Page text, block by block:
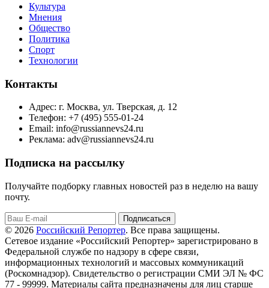
Культура
Мнения
Общество
Политика
Спорт
Технологии
Контакты
Адрес: г. Москва, ул. Тверская, д. 12
Телефон: +7 (495) 555-01-24
Email: info@russiannevs24.ru
Реклама: adv@russiannevs24.ru
Подписка на рассылку
Получайте подборку главных новостей раз в неделю на вашу
почту.
Подписаться
© 2026 Российский Репортер. Все права защищены.
Сетевое издание «Российский Репортер» зарегистрировано в
Федеральной службе по надзору в сфере связи,
информационных технологий и массовых коммуникаций
(Роскомнадзор). Свидетельство о регистрации СМИ ЭЛ № ФС
77 - 99999. Материалы сайта предназначены для лиц старше